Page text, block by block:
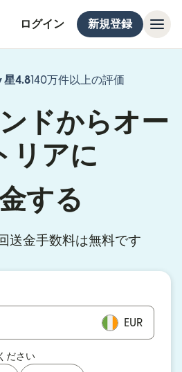
ログイン 新規登録
星4.8140万件以上の評価
（別ウィン
ドからオー
リアに
する
送金手数料は無料です
EUR
ださい